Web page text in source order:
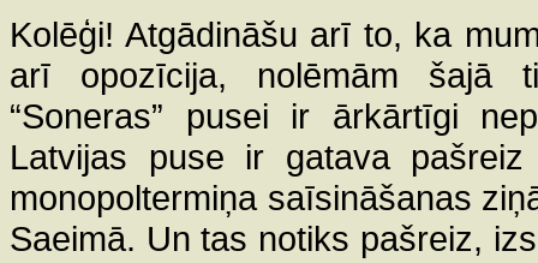
Kolēģi! Atgādināšu arī to, ka
arī opozīcija, nolēmām šajā
“Soneras” pusei ir ārkārtīgi
Latvijas puse ir gatava
monopoltermiņa saīsināšanas
Saeimā. Un tas notiks pašreiz,